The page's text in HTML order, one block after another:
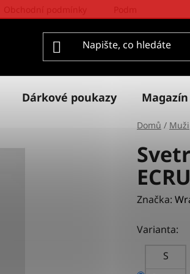
Dárkové poukazy Magazín
Domů / Muži
ECRU
Značka:
Varianta:
S